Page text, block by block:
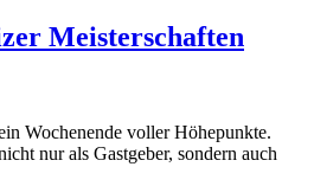
Meisterschaften
Wochenende voller Höhepunkte.
nur als Gastgeber, sondern auch